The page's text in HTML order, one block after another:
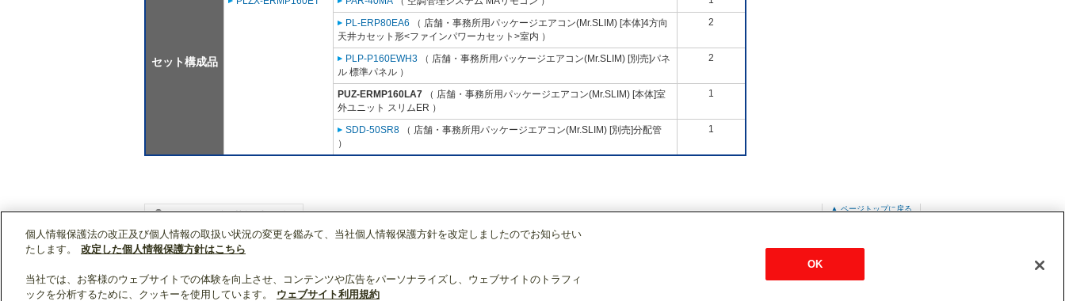
セット構成品
PL-ERP80EA6 （ 店舗・事務所用パッケージエアコン(Mr.SLIM) [本体]4方向
天井カセット形<ファインパワーカセット>室内 ）
2
PLP-P160EWH3 （ 店舗・事務所用パッケージエアコン(Mr.SLIM) [別売]パネ
ル 標準パネル ）
2
PUZ-ERMP160LA7 （ 店舗・事務所用パッケージエアコン(Mr.SLIM) [本体]室
外ユニット スリムER ）
1
SDD-50SR8 （ 店舗・事務所用パッケージエアコン(Mr.SLIM) [別売]分配管
）
1
▲ ページトップに戻る
WIN2Kトップ 製品情報 PUZ-ERMP160LA7
個人情報保護法の改正及び個人情報の取扱い状況の変更を鑑みて、当社個人情報保護方針を改定しましたのでお知らせい
たします。
改定した個人情報保護方針はこちら
当社では、お客様のウェブサイトでの体験を向上させ、コンテンツや広告をパーソナライズし、ウェブサイトのトラフィ
ックを分析するために、クッキーを使用しています。
ウェブサイト利用規約
OK